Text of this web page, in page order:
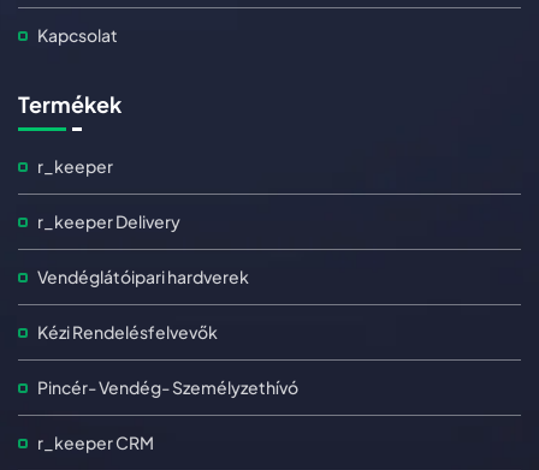
Kapcsolat
Termékek
r_keeper
r_keeper Delivery
Vendéglátóipari hardverek
Kézi Rendelésfelvevők
Pincér- Vendég- Személyzethívó
r_keeper CRM